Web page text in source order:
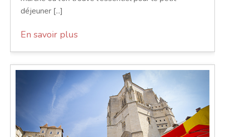
déjeuner [...]
En savoir plus